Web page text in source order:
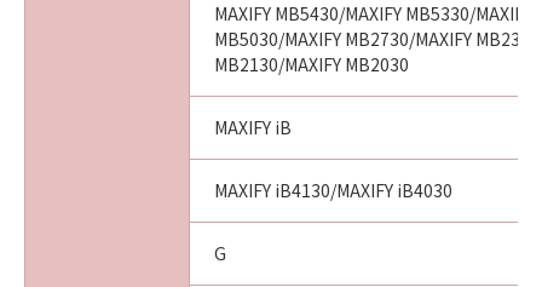
MAXIFY MB5430/MAXIFY MB5330/MAXIFY
MB5030/MAXIFY MB2730/MAXIFY
MB2130/MAXIFY MB2030
MAXIFY iB
MAXIFY iB4130/MAXIFY iB4030
G